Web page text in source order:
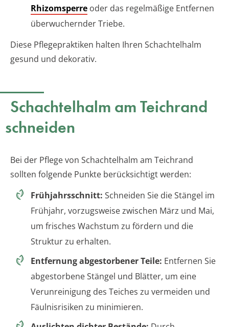
Rhizomsperre oder das regelmäßige Entfernen
überwuchernder Triebe.
Diese Pflegepraktiken halten Ihren Schachtelhalm
gesund und dekorativ.
Schachtelhalm am Teichrand
schneiden
Bei der Pflege von Schachtelhalm am Teichrand
sollten folgende Punkte berücksichtigt werden:
Frühjahrsschnitt: Schneiden Sie die Stängel im
Frühjahr, vorzugsweise zwischen März und Mai,
um frisches Wachstum zu fördern und die
Struktur zu erhalten.
Entfernung abgestorbener Teile: Entfernen Sie
abgestorbene Stängel und Blätter, um eine
Verunreinigung des Teiches zu vermeiden und
Fäulnisrisiken zu minimieren.